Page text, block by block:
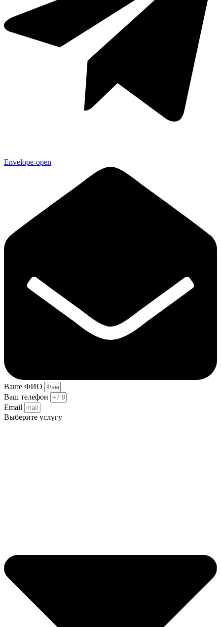
Envelope-open
Ваше ФИО
Ваш телефон
Email
Выберите услугу